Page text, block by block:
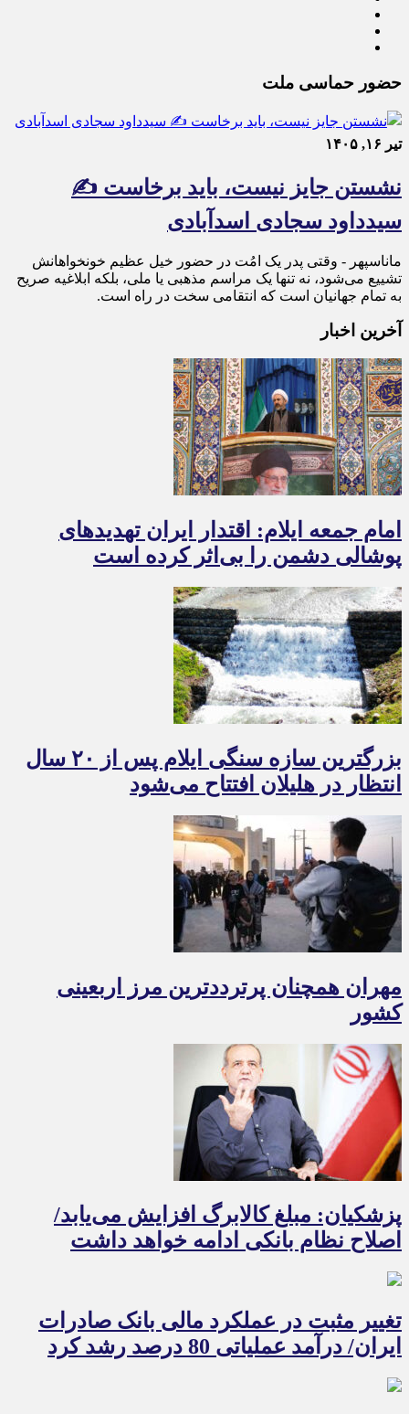
حضور حماسی ملت
تیر ۱۶, ۱۴۰۵
نشستن جایز نیست، باید برخاست ✍️
سیدداود سجادی اسدآبادی
ماناسپهر - وقتی پدر یک امُت در حضور خیل عظیم خونخواهانش
تشییع می‌شود، نه تنها یک مراسم مذهبی یا ملی، بلکه ابلاغیه صریح
به تمام جهانیان است که انتقامی سخت در راه است.
آخرین اخبار
امام جمعه ایلام: اقتدار ایران تهدیدهای
پوشالی دشمن را بی‌اثر کرده است
بزرگترین سازه سنگی ایلام پس از ۲۰ سال
انتظار در هلیلان افتتاح می‌شود
مهران همچنان پرترددترین مرز اربعینی
کشور
پزشکیان: مبلغ کالابرگ افزایش می‌یابد/
اصلاح نظام بانکی ادامه خواهد داشت
تغییر مثبت در عملکرد مالی بانک صادرات
ایران/ درآمد عملیاتی 80 درصد رشد کرد